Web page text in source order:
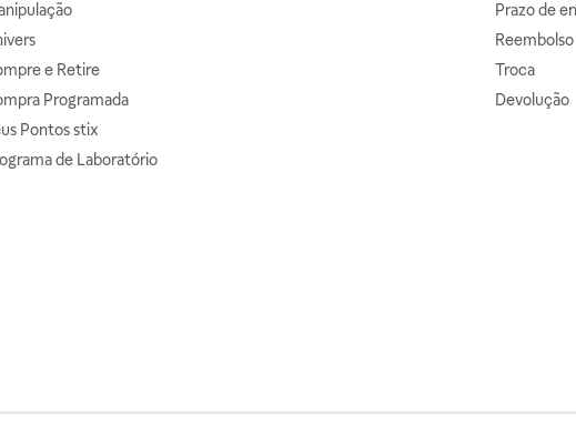
e Retire
Programada
Pontos stix
de Laboratório
Prazo de
Reembolso
Troca
Devolução